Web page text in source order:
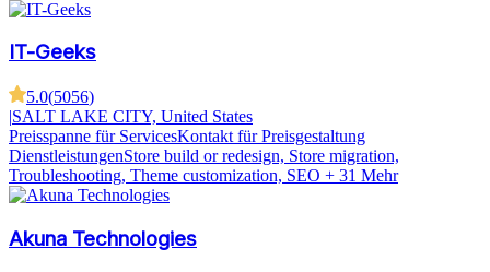
IT-Geeks
5.0(5056)
|SALT LAKE CITY, United States
Preisspanne für ServicesKontakt für Preisgestaltung
DienstleistungenStore build or redesign, Store migration,
Troubleshooting, Theme customization, SEO + 31 Mehr
Akuna Technologies